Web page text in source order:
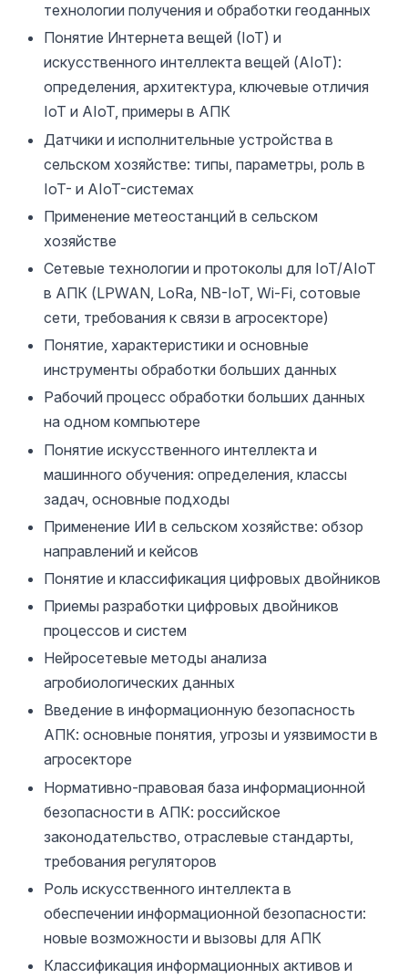
технологии получения и обработки геоданных
Понятие Интернета вещей (IoT) и
искусственного интеллекта вещей (AIoT):
определения, архитектура, ключевые отличия
IoT и AIoT, примеры в АПК
Датчики и исполнительные устройства в
сельском хозяйстве: типы, параметры, роль в
IoT- и AIoT-системах
Применение метеостанций в сельском
хозяйстве
Сетевые технологии и протоколы для IoT/AIoT
в АПК (LPWAN, LoRa, NB-IoT, Wi‑Fi, сотовые
сети, требования к связи в агросекторе)
Понятие, характеристики и основные
инструменты обработки больших данных
Рабочий процесс обработки больших данных
на одном компьютере
Понятие искусственного интеллекта и
машинного обучения: определения, классы
задач, основные подходы
Применение ИИ в сельском хозяйстве: обзор
направлений и кейсов
Понятие и классификация цифровых двойников
Приемы разработки цифровых двойников
процессов и систем
Нейросетевые методы анализа
агробиологических данных
Введение в информационную безопасность
АПК: основные понятия, угрозы и уязвимости в
агросекторе
Нормативно-правовая база информационной
безопасности в АПК: российское
законодательство, отраслевые стандарты,
требования регуляторов
Роль искусственного интеллекта в
обеспечении информационной безопасности:
новые возможности и вызовы для АПК
Классификация информационных активов и